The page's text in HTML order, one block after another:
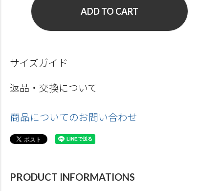
ADD TO CART
サイズガイド
返品・交換について
商品についてのお問い合わせ
PRODUCT INFORMATIONS